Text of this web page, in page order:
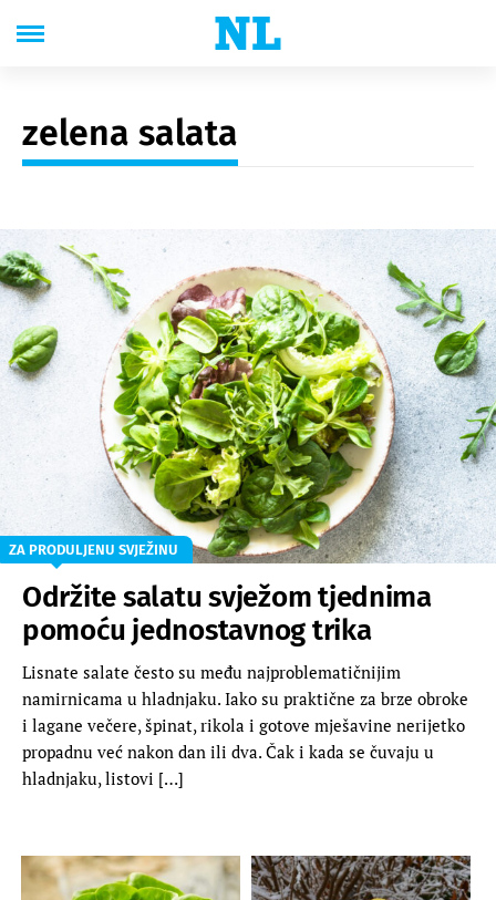
zelena salata
ZA PRODULJENU SVJEŽINU
Održite salatu svježom tjednima
pomoću jednostavnog trika
Lisnate salate često su među najproblematičnijim
namirnicama u hladnjaku. Iako su praktične za brze obroke
i lagane večere, špinat, rikola i gotove mješavine nerijetko
propadnu već nakon dan ili dva. Čak i kada se čuvaju u
hladnjaku, listovi […]